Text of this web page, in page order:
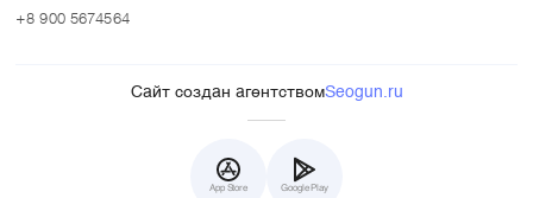
+8 900 5674564
Сайт создан агентствомSeogun.ru
App Store Google Play